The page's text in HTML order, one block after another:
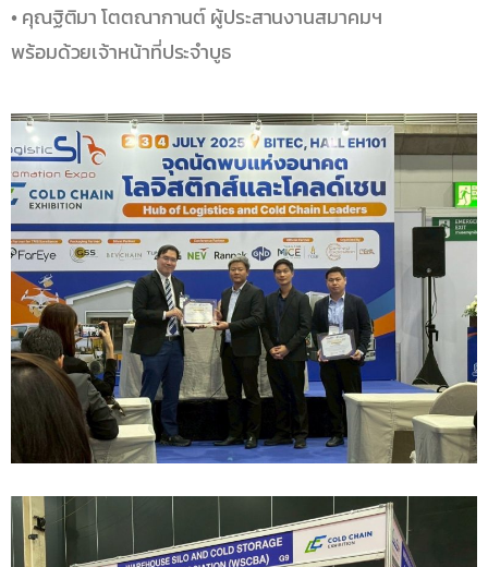
• คุณฐิติมา โตตณากานต์ ผู้ประสานงานสมาคมฯ
พร้อมด้วยเจ้าหน้าที่ประจำบูธ